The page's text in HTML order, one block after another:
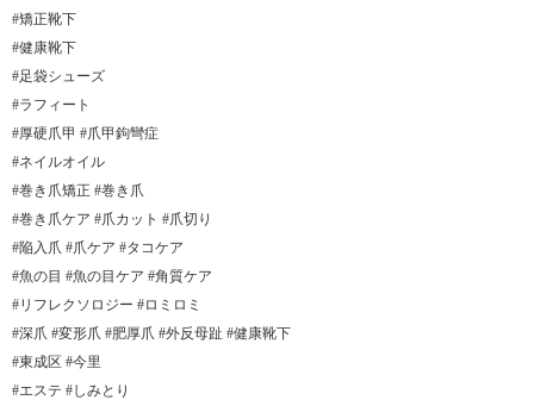
#矯正靴下
#健康靴下
#足袋シューズ
#ラフィート
#厚硬爪甲 #爪甲鉤彎症
#ネイルオイル
#巻き爪矯正 #巻き爪
#巻き爪ケア #爪カット #爪切り
#陥入爪 #爪ケア #タコケア
#魚の目 #魚の目ケア #角質ケア
#リフレクソロジー #ロミロミ
#深爪 #変形爪 #肥厚爪 #外反母趾 #健康靴下
#東成区 #今里
#エステ #しみとり